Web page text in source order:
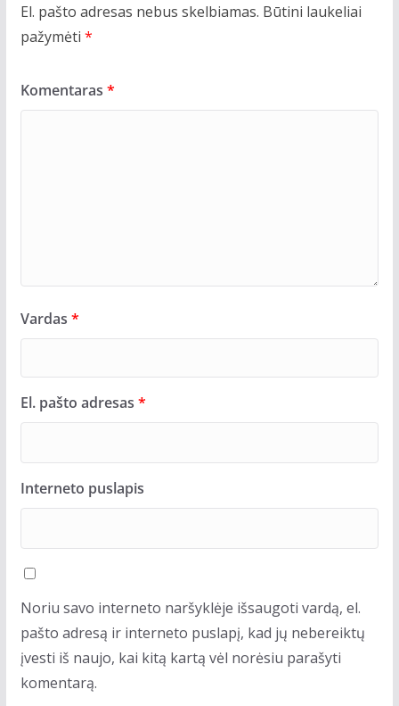
El. pašto adresas nebus skelbiamas. Būtini laukeliai
pažymėti *
Komentaras *
Vardas *
El. pašto adresas *
Interneto puslapis
Noriu savo interneto naršyklėje išsaugoti vardą, el.
pašto adresą ir interneto puslapį, kad jų nebereiktų
įvesti iš naujo, kai kitą kartą vėl norėsiu parašyti
komentarą.